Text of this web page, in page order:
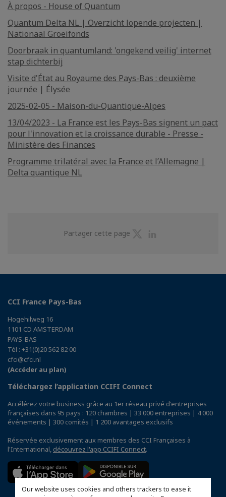
Our website uses cookies and others trackers to ease it
À propos - House of Quantum
Quantum Delta NL | Overzicht lopende projecten |
Nationaal Groeifonds
Doorbraak in quantumland: 'ongekend veilig' internet
stap dichterbij
Visite d'État au Royaume des Pays-Bas : deuxième
journée | Élysée
2025-02-05 - Maison-du-Quantique-Alpes
13/04/2023 - La France est les Pays-Bas signent un pact
pour l'innovation et la croissance durable - Presse -
Ministère des Finances
Programme trilatéral avec la France et l’Allemagne |
Delta quantique NL
Partager cette page
Partager
CCI France Pays-Bas
Hogehilweg 16
1101 CD AMSTERDAM
PAYS-BAS
Tél : +31(0)20 562 82 00
cfci@cfci.nl
(Accéder au plan)
Téléchargez l’application CCIFI Connect
Accélérez votre business grâce au 1er réseau privé d'entreprises
françaises dans 95 pays : 120 chambres | 33 000 entreprises | 4 000
événements | 300 comités | 1 200 avantages exclusifs
Réservée exclusivement aux membres des CCI Françaises à
l'International, découvrez l'app CCIFI Connect.